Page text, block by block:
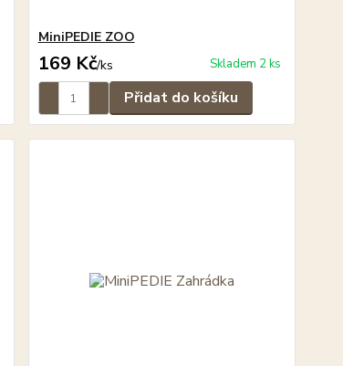
MiniPEDIE ZOO
169 Kč/ks Skladem 2 ks
Přidat do košíku